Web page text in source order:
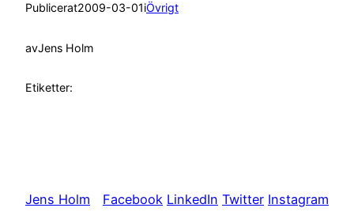
Publicerat2009-03-01iÖvrigt
avJens Holm
Etiketter:
Jens Holm Facebook LinkedIn Twitter Instagram